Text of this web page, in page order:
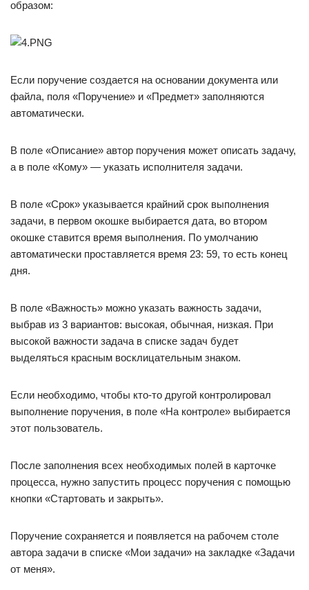
образом:
Если поручение создается на основании документа или
файла, поля «Поручение» и «Предмет» заполняются
автоматически.
В поле «Описание» автор поручения может описать задачу,
а в поле «Кому» — указать исполнителя задачи.
В поле «Срок» указывается крайний срок выполнения
задачи, в первом окошке выбирается дата, во втором
окошке ставится время выполнения. По умолчанию
автоматически проставляется время 23: 59, то есть конец
дня.
В поле «Важность» можно указать важность задачи,
выбрав из 3 вариантов: высокая, обычная, низкая. При
высокой важности задача в списке задач будет
выделяться красным восклицательным знаком.
Если необходимо, чтобы кто-то другой контролировал
выполнение поручения, в поле «На контроле» выбирается
этот пользователь.
После заполнения всех необходимых полей в карточке
процесса, нужно запустить процесс поручения с помощью
кнопки «Стартовать и закрыть».
Поручение сохраняется и появляется на рабочем столе
автора задачи в списке «Мои задачи» на закладке «Задачи
от меня».